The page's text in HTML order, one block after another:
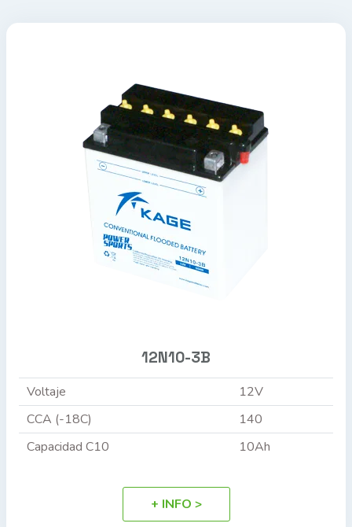
12N10-3B
Voltaje
12V
CCA (-18C)
140
Capacidad C10
10Ah
+ INFO >